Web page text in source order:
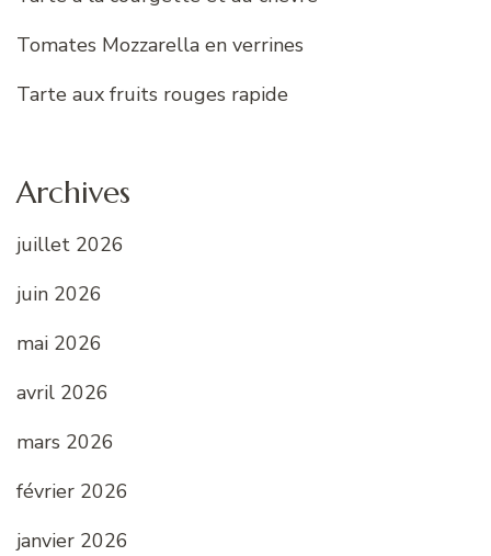
Tomates Mozzarella en verrines
Tarte aux fruits rouges rapide
Archives
juillet 2026
juin 2026
mai 2026
avril 2026
mars 2026
février 2026
janvier 2026